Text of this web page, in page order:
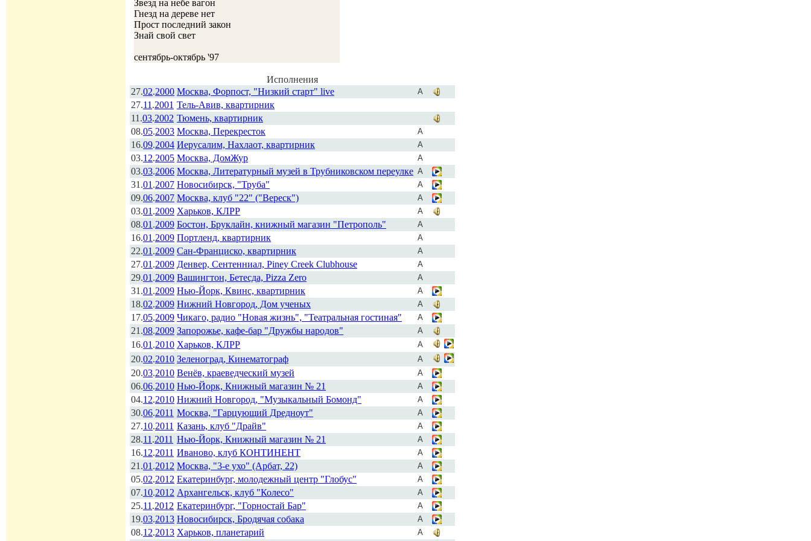
Звезд на небе вагон
Гнезд на дереве нет
Прост последний закон
Знай свой свет
сентябрь-октябрь '97
Исполнения
27.02.2000 Москва, Форпост, "Низкий старт" live А
27.11.2001 Тель-Авив, квартирник
11.03.2002 Тюмень, квартирник
08.05.2003 Москва, Перекресток А
16.09.2004 Иерусалим, Нахлаот, квартирник А
03.12.2005 Москва, ДомЖур А
03.03.2006 Москва, Литературный музей в Трубниковском переулке А
31.01.2007 Новосибирск, "Труба" А
09.06.2007 Москва, клуб "22" ("Вереск") А
03.01.2009 Харьков, КЛРР А
08.01.2009 Бостон, Бруклайн, книжный магазин "Петрополь" А
16.01.2009 Портленд, квартирник А
22.01.2009 Сан-Франциско, квартирник А
27.01.2009 Денвер, Сентенниал, Piney Creek Clubhouse А
29.01.2009 Вашингтон, Бетесда, Pizza Zero А
31.01.2009 Нью-Йорк, Квинс, квартирник А
18.02.2009 Нижний Новгород, Дом ученых А
17.05.2009 Чикаго, радио "Новая жизнь", "Театральная гостиная" А
21.08.2009 Запорожье, кафе-бар "Дружбы народов" А
16.01.2010 Харьков, КЛРР А
20.02.2010 Зеленоград, Кинематограф А
20.03.2010 Венёв, краеведческий музей А
06.06.2010 Нью-Йорк, Книжный магазин № 21 А
04.12.2010 Нижний Новгород, "Музыкальный Бомонд" А
30.06.2011 Москва, "Гарцующий Дредноут" А
27.10.2011 Казань, клуб "Драйв" А
28.11.2011 Нью-Йорк, Книжный магазин № 21 А
16.12.2011 Иваново, клуб КОНТИНЕНТ А
21.01.2012 Москва, "3-е ухо" (Арбат, 22) А
05.02.2012 Екатеринбург, молодежный центр "Глобус" А
07.10.2012 Архангельск, клуб "Колесо" А
25.11.2012 Екатеринбург, "Горностай Бар" А
19.03.2013 Новосибирск, Бродячая собака А
08.12.2013 Харьков, планетарий А